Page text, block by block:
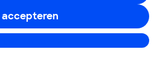
accepterenPrivacyverklaring
Wijzigen & opzeggen